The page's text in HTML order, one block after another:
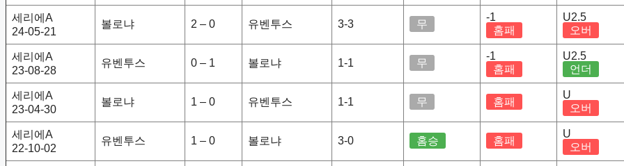
세리에A
24-05-21
볼로냐 2 – 0 유벤투스 3-3 무
-1
홈패
U2.5
오버
세리에A
23-08-28
유벤투스 0 – 1 볼로냐 1-1 무
-1
홈패
U2.5
언더
세리에A
23-04-30
볼로냐 1 – 0 유벤투스 1-1 무 홈패
U
오버
세리에A
22-10-02
유벤투스 1 – 0 볼로냐 3-0 홈승 홈패
U
오버